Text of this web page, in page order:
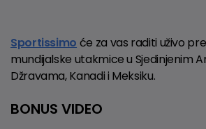
Sportissimo će za vas raditi uživo
mundijalske utakmice u Sjedinjenim
Džravama, Kanadi i Meksiku.
BONUS VIDEO